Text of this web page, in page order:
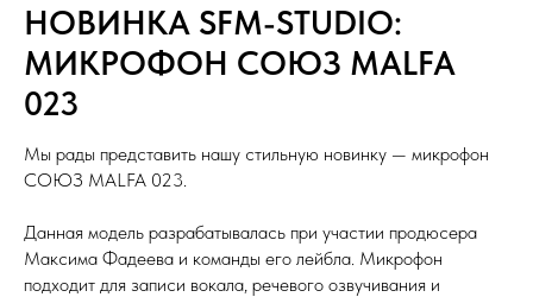
НОВИНКА SFM-STUDIO:
МИКРОФОН СОЮЗ MALFA
023
Мы рады представить нашу стильную новинку — микрофон
СОЮЗ MALFA 023.
Данная модель разрабатывалась при участии продюсера
Максима Фадеева и команды его лейбла. Микрофон
подходит для записи вокала, речевого озвучивания и